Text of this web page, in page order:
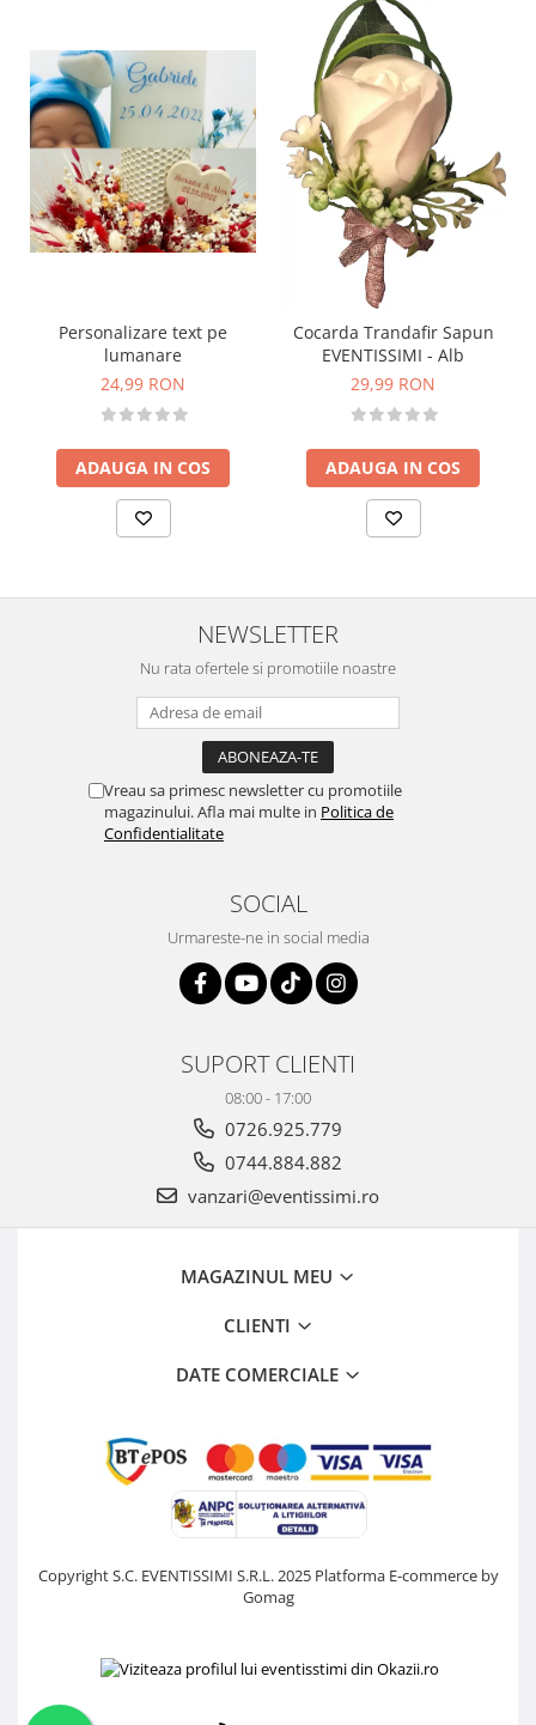
Personalizare text pe
lumanare
24,99 RON
ADAUGA IN COS
Cocarda Trandafir Sapun
EVENTISSIMI - Alb
29,99 RON
ADAUGA IN COS
NEWSLETTER
Nu rata ofertele si promotiile noastre
Vreau sa primesc newsletter cu promotiile
magazinului. Afla mai multe in Politica de
Confidentialitate
SOCIAL
Urmareste-ne in social media
SUPORT CLIENTI
08:00 - 17:00
0726.925.779
0744.884.882
vanzari@eventissimi.ro
MAGAZINUL MEU
CLIENTI
DATE COMERCIALE
Copyright S.C. EVENTISSIMI S.R.L. 2025 Platforma E-commerce by
Gomag